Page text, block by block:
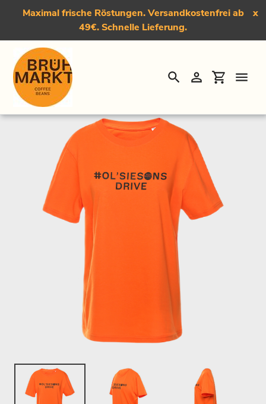
Direkt
Maximal frische Röstungen. Versandkostenfrei ab
49€. Schnelle Lieferung.
x
SuchenEinloggen
Startseite › T-Shirt "#Olsiesons"